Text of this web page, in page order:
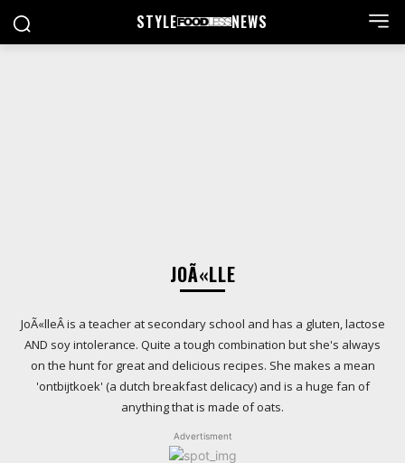
STYLE NEWS
JOÃ«LLE
JoÃ«lleÂ is a teacher at secondary school and has a gluten, lactose
AND soy intolerance. Quite a tough combination but she's always
on the hunt for great and delicious recipes. She makes a mean
'ontbijtkoek' (a dutch breakfast delicacy) and is a huge fan of
anything that is made of oats.
Advertisment